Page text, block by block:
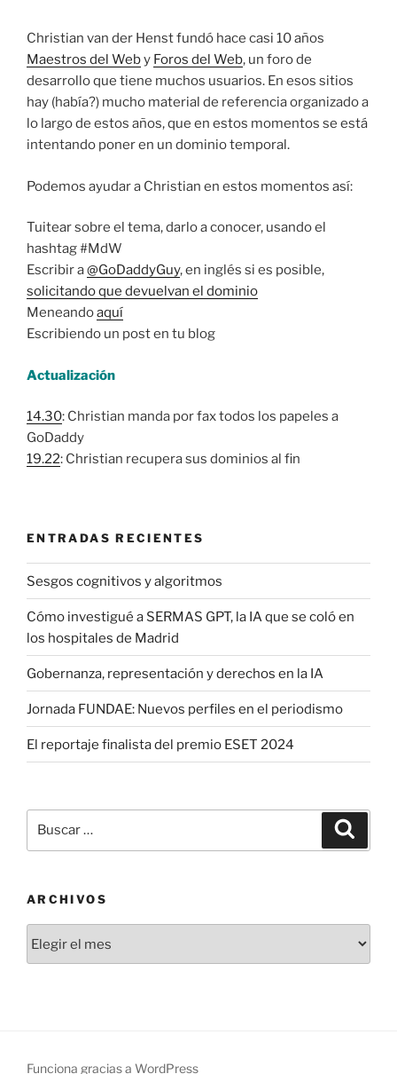
Christian van der Henst fundó hace casi 10 años
Maestros del Weby Foros del Web, un foro de
desarrollo que tiene muchos usuarios. En esos sitios
hay (había?) mucho material de referencia organizado a
lo largo de estos años, que en estos momentos se está
intentando poner en un dominio temporal.
Podemos ayudar a Christian en estos momentos así:
Tuitear sobre el tema, darlo a conocer, usando el
hashtag #MdW
Escribir a@GoDaddyGuy, en inglés si es posible,
solicitando que devuelvan el dominio
Meneandoaquí
Escribiendo un post en tu blog
Actualización
14.30: Christian manda por fax todos los papeles a
GoDaddy
19.22: Christian recupera sus dominios al fin
ENTRADAS RECIENTES
Sesgos cognitivos y algoritmos
Cómo investigué a SERMAS GPT, la IA que se coló en
los hospitales de Madrid
Gobernanza, representación y derechos en la IA
Jornada FUNDAE: Nuevos perfiles en el periodismo
El reportaje finalista del premio ESET 2024
por:
ARCHIVOS
Funciona gracias a WordPress